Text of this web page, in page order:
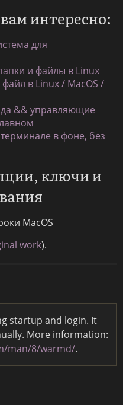
интересно:
для
и файлы в Linux
в Linux / MacOS /
&& управляющие
в фоне, без
ключи и
MacOS
work).
startup and login. It
More information:
man/8/warmd/.